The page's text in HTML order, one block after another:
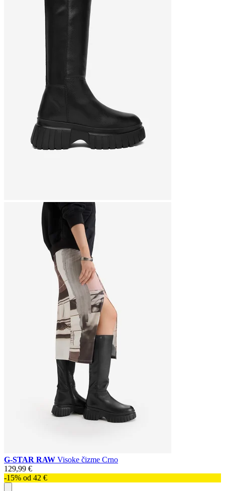
G-STAR RAW Visoke čizme Crno
129,99 €
-15% od 42 €